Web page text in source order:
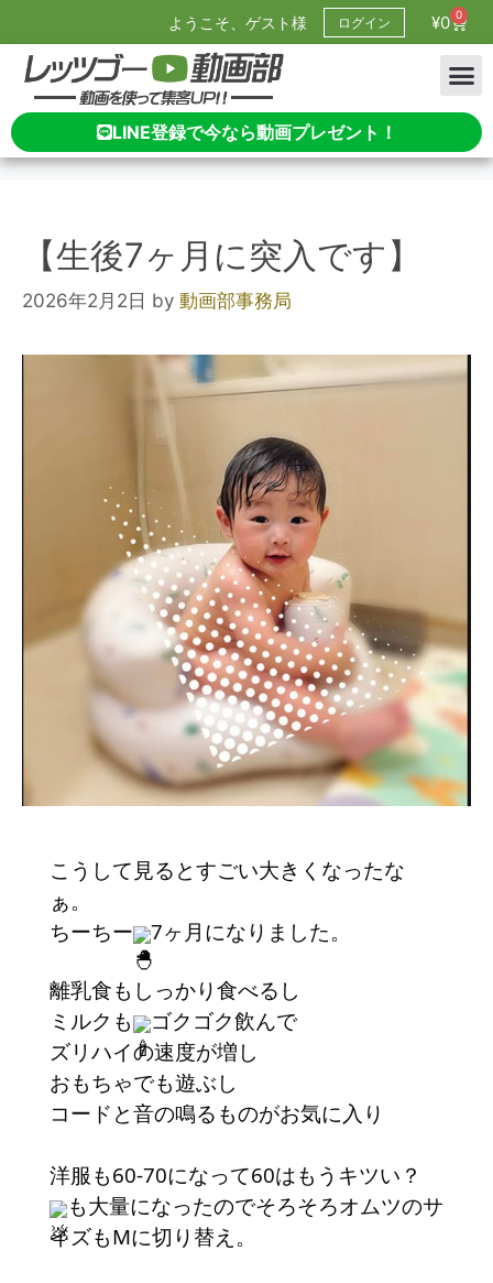
ようこそ、ゲスト様 ログイン ¥0 0
LINE登録で今なら動画プレゼント！
【生後7ヶ月に突入です】
2026年2月2日 by 動画部事務局
こうして見るとすごい大きくなったな
ぁ。
ちーちー
7ヶ月になりました。
離乳食もしっかり食べるし
ミルクも
ゴクゴク飲んで
ズリハイの速度が増し
おもちゃでも遊ぶし
コードと音の鳴るものがお気に入り
洋服も60-70になって60はもうキツい？
も大量になったのでそろそろオムツのサ
イズもMに切り替え。